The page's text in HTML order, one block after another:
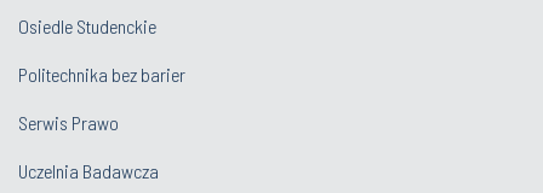
Osiedle Studenckie
Politechnika bez barier
Serwis Prawo
Uczelnia Badawcza